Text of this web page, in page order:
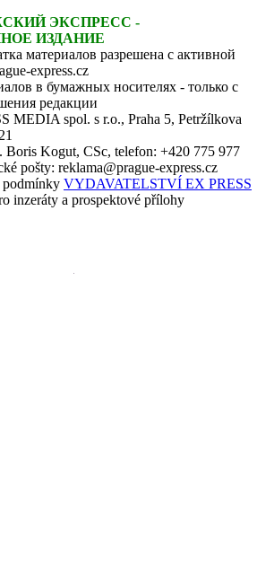
ЭКСПРЕСС -
ИЗДАНИЕ
материалов разрешена с активной
express.cz
в бумажных носителях - только с
редакции
MEDIA spol. s r.o., Praha 5, Petržílkova
Boris Kogut, CSc, telefon: +420 775 977
pošty: reklama@prague-express.cz
podmínky VYDAVATELSTVÍ EX PRESS
inzeráty a prospektové přílohy